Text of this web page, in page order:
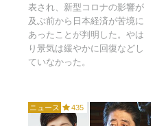
表され、新型コロナの影響が
及ぶ前から日本経済が苦境に
あったことが判明した。やは
り景気は緩やかに回復などし
ていなかった。
ニュース 435